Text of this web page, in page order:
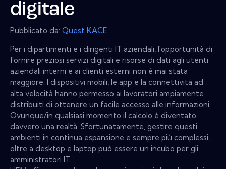
digitale
Pubblicato da: Quest KACE
Per i dipartimenti e i dirigenti IT aziendali, l'opportunità di
fornire preziosi servizi digitali e risorse di dati agli utenti
aziendali interni e ai clienti esterni non è mai stata
maggiore. I dispositivi mobili, le app e la connettività ad
alta velocità hanno permesso ai lavoratori ampiamente
distribuiti di ottenere un facile accesso alle informazioni.
Ovunque/in qualsiasi momento il calcolo è diventato
davvero una realtà. Sfortunatamente, gestire questi
ambienti in continua espansione e sempre più complessi,
oltre a desktop e laptop può essere un incubo per gli
amministratori IT.